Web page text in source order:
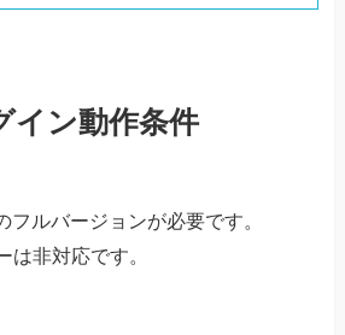
イン動作条件
ルバージョンが必要です。
非対応です。